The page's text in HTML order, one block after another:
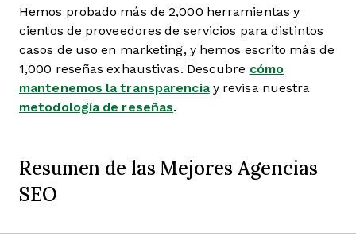
Hemos probado más de 2,000 herramientas y
cientos de proveedores de servicios para distintos
casos de uso en marketing, y hemos escrito más de
1,000 reseñas exhaustivas. Descubre cómo
mantenemos la transparenciay revisa nuestra
metodología de reseñas.
Resumen de las Mejores Agencias
SEO